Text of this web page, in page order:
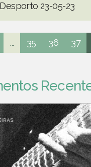
23-05-23
... 35 36 37